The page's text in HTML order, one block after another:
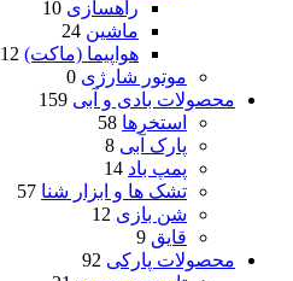
راهسازی 10
ماشین 24
هواپیما (ماکت) 12
موتور شارژی 0
محصولات بادی و آبی 159
استخرها 58
پارک آبی 8
پمپ باد 14
تشک ها و ابزار شنا 57
شن بازی 12
قایق 9
محصولات پارکی 92